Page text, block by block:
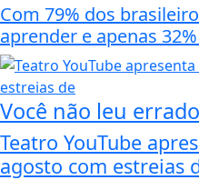
Com 79% dos
aprender e apenas
Você não leu errado
Teatro YouTube
agosto com estreias